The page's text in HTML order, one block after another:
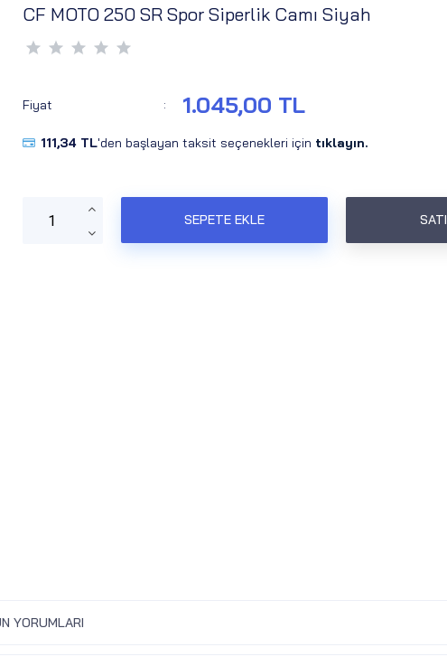
CF MOTO 250 SR Spor Siperlik Camı Siyah
Fiyat : 1.045,00 TL
111,34 TL'den başlayan taksit seçenekleri için tıklayın.
YORUMLARI